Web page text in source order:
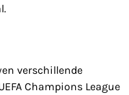
verschillende
Champions League